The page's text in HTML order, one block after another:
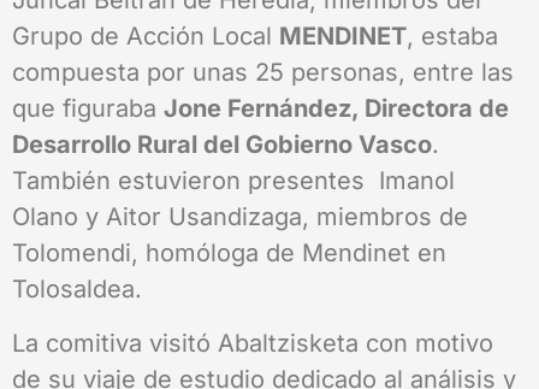
Grupo de Acción Local MENDINET, estaba
compuesta por unas 25 personas, entre las
que figuraba Jone Fernández, Directora de
Desarrollo Rural del Gobierno Vasco.
También estuvieron presentes Imanol
Olano y Aitor Usandizaga, miembros de
Tolomendi, homóloga de Mendinet en
Tolosaldea.
La comitiva visitó Abaltzisketa con motivo
de su viaje de estudio dedicado al análisis y